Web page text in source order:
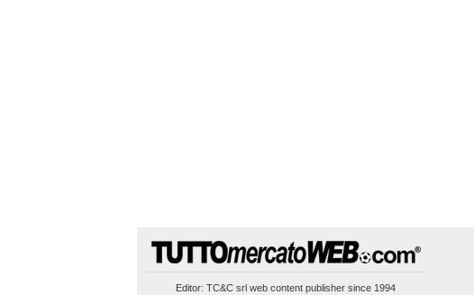
Editor: TC&C srl web content publisher since 1994